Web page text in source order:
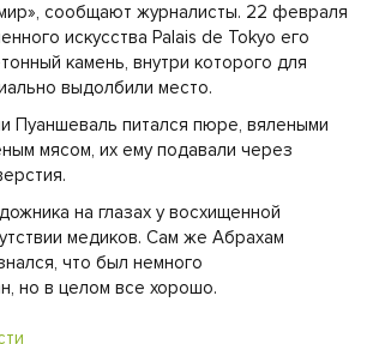
сообщают журналисты. 22 февраля
искусства Palais de Tokyo его
камень, внутри которого для
выдолбили место.
Пуаншеваль питался пюре, вялеными
мясом, их ему подавали через
на глазах у восхищенной
медиков. Сам же Абрахам
что был немного
но в целом все хорошо.